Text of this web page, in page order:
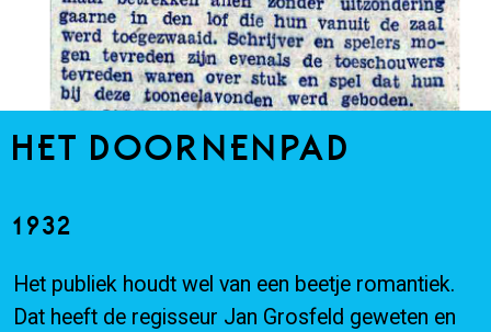
HET DOORNENPAD
1932
Het publiek houdt wel van een beetje romantiek.
Dat heeft de regisseur Jan Grosfeld geweten en